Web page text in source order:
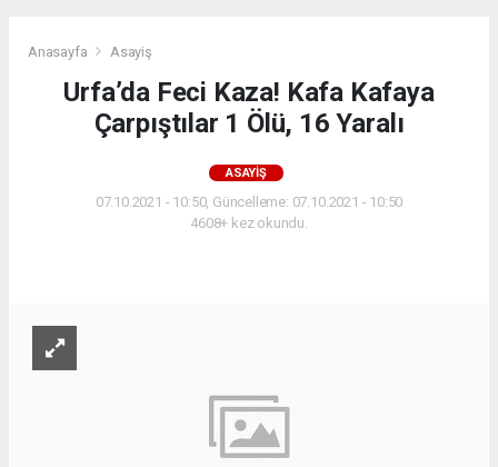
Anasayfa Asayiş
Urfa’da Feci Kaza! Kafa Kafaya
Çarpıştılar 1 Ölü, 16 Yaralı
ASAYIŞ
07.10.2021 - 10:50, Güncelleme: 07.10.2021 - 10:50
4608+ kez okundu.